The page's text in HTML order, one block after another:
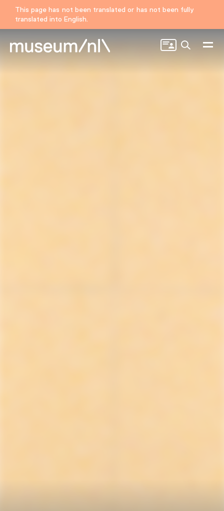
This page has not been translated or has not been fully
translated into English.
Search